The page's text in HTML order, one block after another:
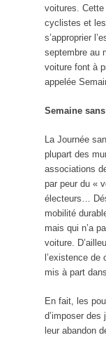
voitures.
cyclistes et
s’approprier
septembre au
voiture font à
appelée
Semaine
La Journée
plupart des
associations
par peur du «
électeurs…
mobilité
mais qui n’a
voiture.
l’existence
mis à part
En fait, les
d’imposer
leur abandon